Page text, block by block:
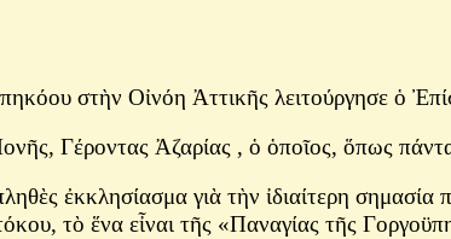
στὴν Οἰνόη Ἀττικῆς λειτούργησε ὁ
Γέροντας Ἀζαρίας , ὁ ὁποῖος, ὅπως
ἐκκλησίασμα γιὰ τὴν ἰδιαίτερη
τὸ ἕνα εἶναι τῆς «Παναγίας τῆς